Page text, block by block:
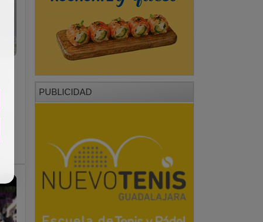
PUBLICIDAD